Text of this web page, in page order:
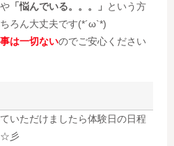
や 「悩んでいる。。。」 という方
ろん大丈夫です(*´ω`*)
は一切ないのでご安心ください
いただけましたら体験日の日程
☆彡